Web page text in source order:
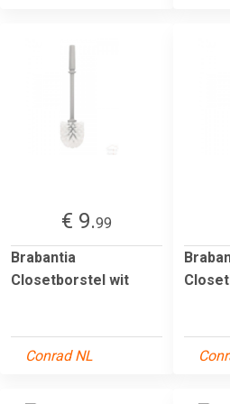
€ 9.99
Brabantia
Closetborstel wit
Conrad NL